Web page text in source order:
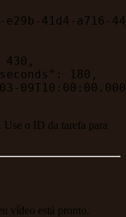
e29b-41d4-a716-
430 ,
: 180 ,
o ID da tarefa para
vídeo está pronto.